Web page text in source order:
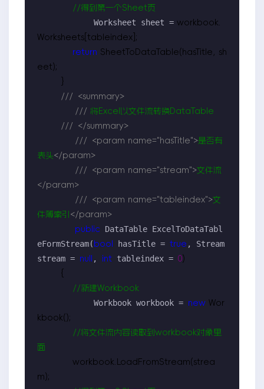
//得到第一个Sheet页
            Worksheet sheet =
workbook.
Worksheets[tableindex];
return SheetToDataTable(hasTitle, sh
eet);
///
<summary>
/// 将Excel以文件流转换DataTable
///
</summary>
///
<param name="hasTitle">是否有
表头</param>
///
<param name="stream">文件流
</param>
///
<param name="tableindex">文
件簿索引 </param>
public
DataTable ExcelToDataTabl
eFormStream( bool hasTitle = true , Stream
stream =
null , int tableindex = 0)
//新建Workbook
            Workbook workbook =
new Wor
kbook();
//将文件流内容读取到workbook对象里
面
m);